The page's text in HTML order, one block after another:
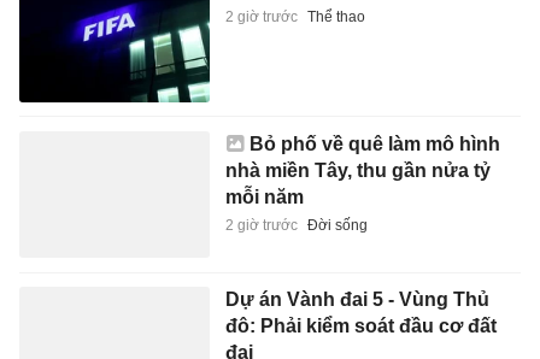
2 giờ trước Thể thao
Bỏ phố về quê làm mô hình
nhà miền Tây, thu gần nửa tỷ
mỗi năm
2 giờ trước Đời sống
Dự án Vành đai 5 - Vùng Thủ
đô: Phải kiểm soát đầu cơ đất
đai